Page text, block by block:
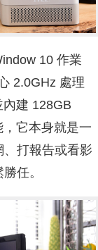
10 作業
2.0GHz 處理
建 128GB
它本身就是一
打報告或看影
任。